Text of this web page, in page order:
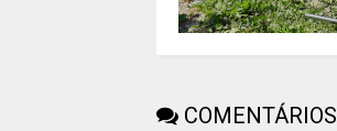
COMENTÁRIOS